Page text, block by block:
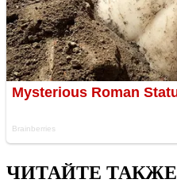
ЧИТАЙТЕ ТАКЖЕ